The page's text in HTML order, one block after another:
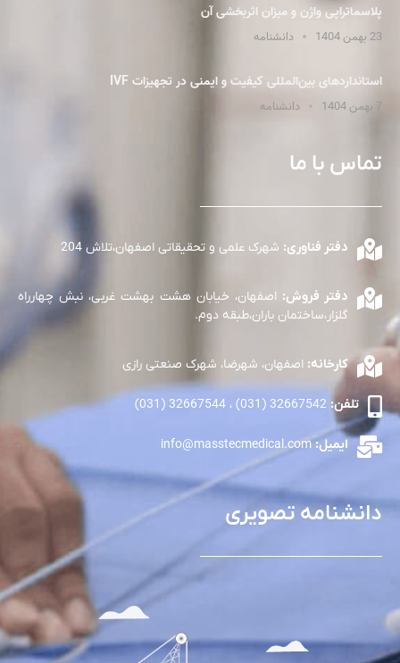
پلاسما‌تراپی واژن و میزان اثربخشی آن
23 بهمن 1404 دانشنامه
استانداردهای بین‌المللی کیفیت و ایمنی در تجهیزات IVF
7 بهمن 1404 دانشنامه
تماس با ما
دفتر فناوری: شهرک علمی و تحقیقاتی اصفهان،تلاش 204
دفتر فروش: اصفهان، خیابان هشت بهشت غربی، نبش چهارراه
گلزار،ساختمان باران،طبقه دوم.
کارخانه: اصفهان، شهرضا، شهرک صنعتی رازی
تلفن:
ایمیل:info@masstecmedical.com
دانشنامه تصویری